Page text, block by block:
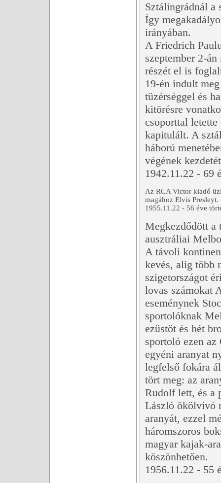
Sztálingrádnál a
Így
irányában.
A Friedrich
szeptember 2-
részét el is
19-én indult
tüzérséggel és
kitörésre
csoporttal
kapitulált. A
háború
végének
1942.11.22 - 69
Az RCA Victor kiadó
magához Elvis Presleyt.
1955.11.22 - 56 éve
Megkezdődött
ausztráliai
A távoli
kevés, alig több
szigetországot
lovas számokat
eseménynek
sportolóknak
ezüstöt és hét
sportoló ezen
egyéni aranyat
legfelső fokára
tört meg: az
Rudolf lett, és a
László ökölvívó
aranyát, ezzel
háromszoros
magyar kajak-
köszönhetően.
1956.11.22 - 55